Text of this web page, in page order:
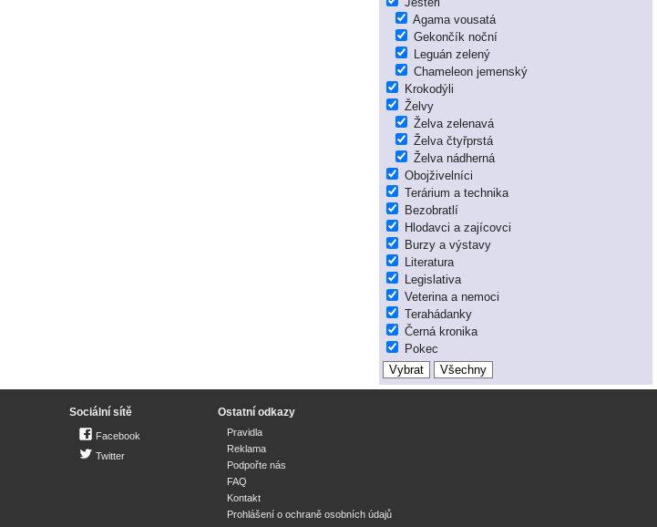
Agama vousatá
Gekončík noční
Leguán zelený
Chameleon jemenský
Krokodýli
Želvy
Želva zelenavá
Želva čtyřprstá
Želva nádherná
Obojživelníci
Terárium a technika
Bezobratlí
Hlodavci a zajícovci
Burzy a výstavy
Literatura
Legislativa
Veterina a nemoci
Terahádanky
Černá kronika
Pokec
Sociální sítě
Facebook
Twitter
Ostatní odkazy
Pravidla
Reklama
Podpořte nás
FAQ
Kontakt
Prohlášení o ochraně osobních údajů